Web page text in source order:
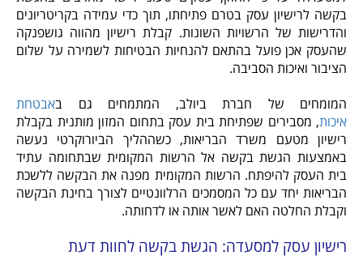
בקשה לרישיון עסק בטרם פתיחתו, תוך כדי עמידה בקריטריונים
והדרישות של הרשויות השונות. קבלת רישיון מהווה גושפנקה
שהעסק אכן פועל בהתאם להנחיות הבטיחות לשמירה על שלום
הציבור ואיכות הסביבה.
המומחים של חברת ביולב, המתמחים גם באבטחת
איכות, מסבירים שפתיחת בית עסק בתחום המזון מותנית בקבלת
רישיון מטעם משרד הבריאות, כשההליך הביורוקרטי נעשה
באמצעות הגשת בקשה אל הרשות המקומית שבתחומה עתיד
בית העסק להיפתח. הרשות המקומית מפנה את הבקשה ללשכת
הבריאות יחד עם כל המסמכים הרלוונטיים לצורך בחינת הבקשה
וקבלת החלטה האם לאשר אותה או לדחותה.
רישיון עסק למסעדה: הגשת בקשה לחוות דעת